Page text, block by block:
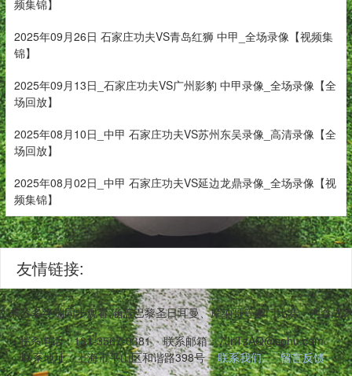
频集锦】
2025年09月26日 石家庄功夫VS青岛红狮 中甲_全场录像【视频集
锦】
2025年09月13日_石家庄功夫VS广州影豹 中甲录像_全场录像【全
场回放】
2025年08月10日_中甲 石家庄功夫VS苏州东吴录像_高清录像【全
场回放】
2025年08月02日_中甲 石家庄功夫VS延边龙鼎录像_全场录像【视
频集锦】
友情链接:
容多终端同步观看,涵盖巴黎圣日耳曼、摩纳哥等豪门比赛。内含
联系电话：131-3567-0381
联系邮箱：7JnTzAQ@sohu.com
联系地址：上海市平山区和谐路398号
联系我们
留言反馈